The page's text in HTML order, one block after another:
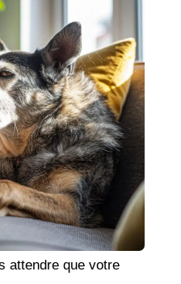
attendre que votre